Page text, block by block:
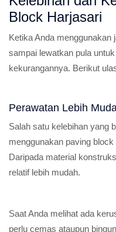
Block Harjasari
Ketika Anda menggunakan
sampai lewatkan pula
kekurangannya. Berikut
Perawatan Lebih
Salah satu kelebihan yang
menggunakan paving
Daripada material
relatif lebih mudah.
Saat Anda melihat ada
perlu cemas ataupun